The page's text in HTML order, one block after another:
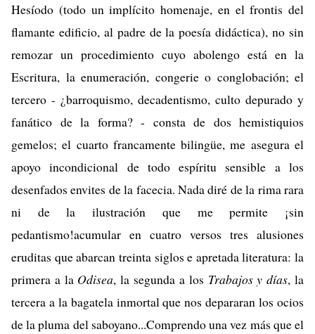
Hesíodo (todo un implícito homenaje, en el frontis del
flamante edificio, al padre de la poesía didáctica), no sin
remozar un procedimiento cuyo abolengo está en la
Escritura, la enumeración, congerie o conglobación; el
tercero - ¿barroquismo, decadentismo, culto depurado y
fanático de la forma? - consta de dos hemistiquios
gemelos; el cuarto francamente bilingüe, me asegura el
apoyo incondicional de todo espíritu sensible a los
desenfados envites de la facecia. Nada diré de la rima rara
ni de la ilustración que me permite ¡sin
pedantismo!acumular en cuatro versos tres alusiones
eruditas que abarcan treinta siglos e apretada literatura: la
primera a la Odisea, la segunda a los Trabajos y días, la
tercera a la bagatela inmortal que nos depararan los ocios
de la pluma del saboyano...Comprendo una vez más que el